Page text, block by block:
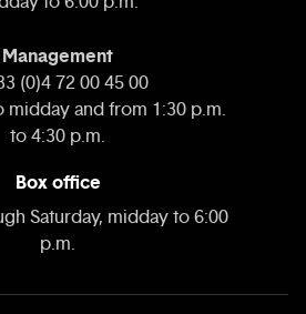
Management
(0)4 72 00 45 00
midday and from 1:30 p.m.
to 4:30 p.m.
Box office
Saturday, midday to 6:00
p.m.